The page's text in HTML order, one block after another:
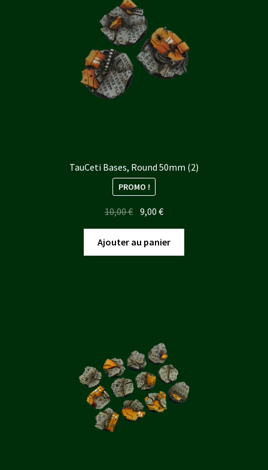
TauCeti Bases, Round 50mm (2)
PROMO !
10,00€ Le
initial
était :
9,00€Le
actuel
est :
Ajouter au panier